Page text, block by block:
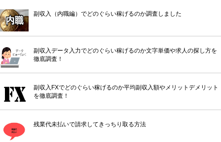
副収入（内職編）でどのぐらい稼げるのか調査しました
副収入データ入力でどのぐらい稼げるのか文字単価や求人の探し方を
徹底調査！
副収入FXでどのぐらい稼げるのか平均副収入額やメリットデメリット
を徹底調査！
残業代未払いで請求してきっちり取る方法